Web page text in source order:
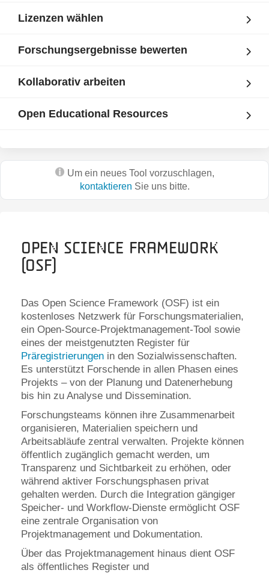
Lizenzen wählen
Forschungsergebnisse bewerten
Kollaborativ arbeiten
Open Educational Resources
Um ein neues Tool vorzuschlagen,
kontaktieren Sie uns bitte.
Open Science Framework
(OSF)
Das Open Science Framework (OSF) ist ein
kostenloses Netzwerk für Forschungsmaterialien,
ein Open-Source-Projektmanagement-Tool sowie
eines der meistgenutzten Register für
Präregistrierungen in den Sozialwissenschaften.
Es unterstützt Forschende in allen Phasen eines
Projekts – von der Planung und Datenerhebung
bis hin zu Analyse und Dissemination.
Forschungsteams können ihre Zusammenarbeit
organisieren, Materialien speichern und
Arbeitsabläufe zentral verwalten. Projekte können
öffentlich zugänglich gemacht werden, um
Transparenz und Sichtbarkeit zu erhöhen, oder
während aktiver Forschungsphasen privat
gehalten werden. Durch die Integration gängiger
Speicher- und Workflow-Dienste ermöglicht OSF
eine zentrale Organisation von
Projektmanagement und Dokumentation.
Über das Projektmanagement hinaus dient OSF
als öffentliches Register und